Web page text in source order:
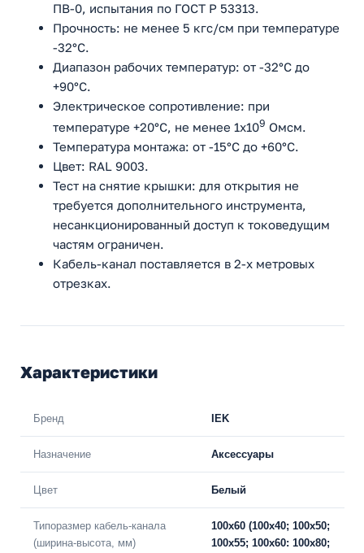
ПВ-0, испытания по ГОСТ Р 53313.
Прочность: не менее 5 кгс/см при температуре
-32°С.
Диапазон рабочих температур: от -32°С до
+90°С.
Электрическое сопротивление: при
температуре +20°С, не менее 1x109 Омсм.
Температура монтажа: от -15°С до +60°С.
Цвет: RAL 9003.
Тест на снятие крышки: для открытия не
требуется дополнительного инструмента,
несанкционированный доступ к токоведущим
частям ограничен.
Кабель-канал поставляется в 2-х метровых
отрезках.
Характеристики
Бренд IEK
Назначение Аксессуары
Цвет Белый
Типоразмер кабель-канала
(ширина-высота, мм)
100х60 (100х40; 100х50;
100х55; 100х60: 100х80;